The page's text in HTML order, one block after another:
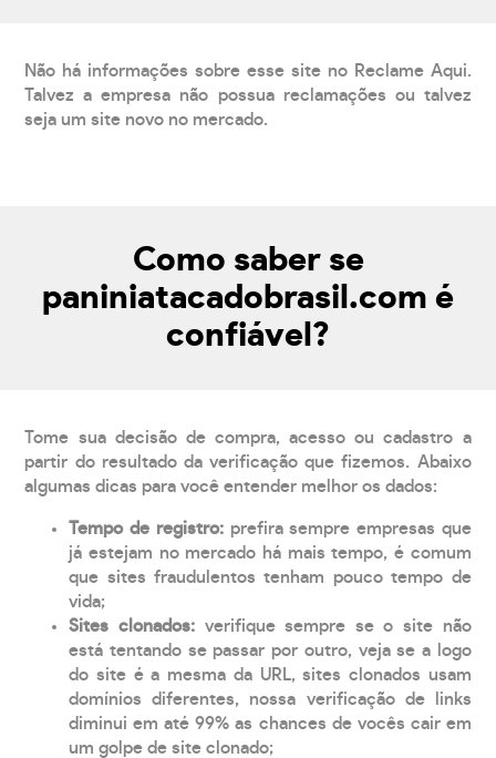
Não há informações sobre esse site no Reclame Aqui.
Talvez a empresa não possua reclamações ou talvez
seja um site novo no mercado.
Como saber se
paniniatacadobrasil.com é
confiável?
Tome sua decisão de compra, acesso ou cadastro a
partir do resultado da verificação que fizemos. Abaixo
algumas dicas para você entender melhor os dados:
Tempo de registro: prefira sempre empresas que
já estejam no mercado há mais tempo, é comum
que sites fraudulentos tenham pouco tempo de
vida;
Sites clonados: verifique sempre se o site não
está tentando se passar por outro, veja se a logo
do site é a mesma da URL, sites clonados usam
domínios diferentes, nossa verificação de links
diminui em até 99% as chances de vocês cair em
um golpe de site clonado;